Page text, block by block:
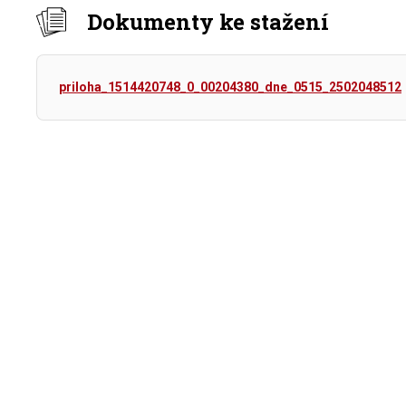
Dokumenty ke stažení
priloha_1514420748_0_00204380_dne_0515_2502048512